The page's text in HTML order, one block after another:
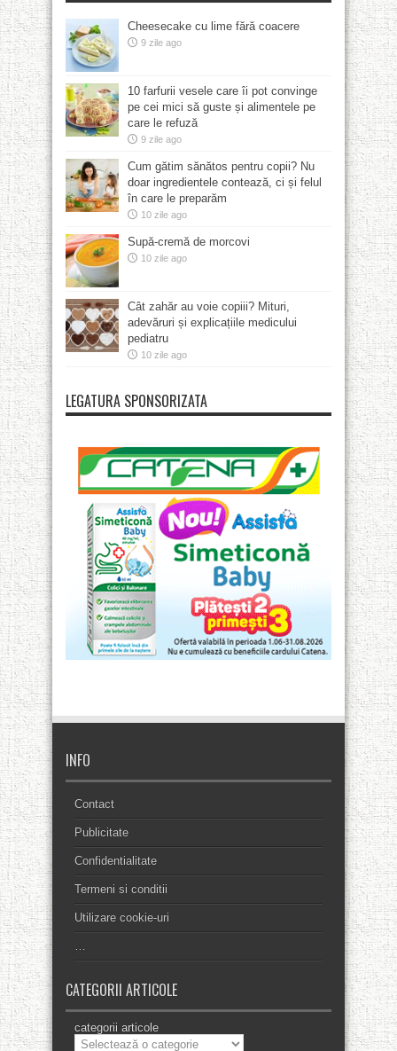
Cheesecake cu lime fără coacere
9 zile ago
10 farfurii vesele care îi pot convinge
pe cei mici să guste și alimentele pe
care le refuză
9 zile ago
Cum gătim sănătos pentru copii? Nu
doar ingredientele contează, ci și felul
în care le preparăm
10 zile ago
Supă-cremă de morcovi
10 zile ago
Cât zahăr au voie copiii? Mituri,
adevăruri și explicațiile medicului
pediatru
10 zile ago
LEGATURA SPONSORIZATA
INFO
Contact
Publicitate
Confidentialitate
Termeni si conditii
Utilizare cookie-uri
…
CATEGORII ARTICOLE
categorii articole